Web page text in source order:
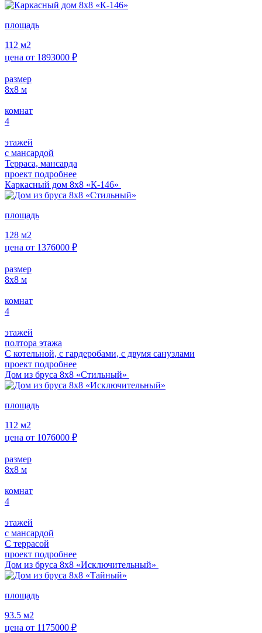
площадь
112 м2
цена от 1893000 ₽
размер
8x8 м
комнат
4
этажей
с мансардой
Терраса, мансарда
проект подробнее
Каркасный дом 8х8 «К-146»
площадь
128 м2
цена от 1376000 ₽
размер
8x8 м
комнат
4
этажей
полтора этажа
С котельной, с гардеробами, с двумя санузлами
проект подробнее
Дом из бруса 8х8 «Стильный»
площадь
112 м2
цена от 1076000 ₽
размер
8x8 м
комнат
4
этажей
с мансардой
С террасой
проект подробнее
Дом из бруса 8х8 «Исключительный»
площадь
93.5 м2
цена от 1175000 ₽